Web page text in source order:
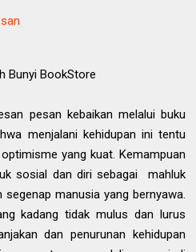
Bunyi BookStore
pesan kebaikan melalui buku
menjalani kehidupan ini tentu
yang kuat. Kemampuan
sosial dan diri sebagai mahluk
segenap manusia yang bernyawa.
kadang tidak mulus dan lurus
dan penurunan kehidupan